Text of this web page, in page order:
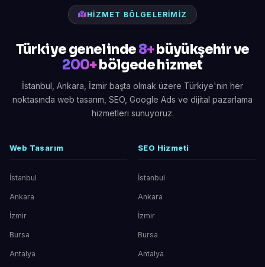
HIZMET BÖLGELERIMIZ
Türkiye genelinde8+büyükşehir ve
200+bölgede hizmet
İstanbul, Ankara, İzmir başta olmak üzere Türkiye'nin her
noktasında web tasarım, SEO, Google Ads ve dijital pazarlama
hizmetleri sunuyoruz.
Web Tasarım
İstanbul
Ankara
İzmir
Bursa
Antalya
SEO Hizmeti
İstanbul
Ankara
İzmir
Bursa
Antalya